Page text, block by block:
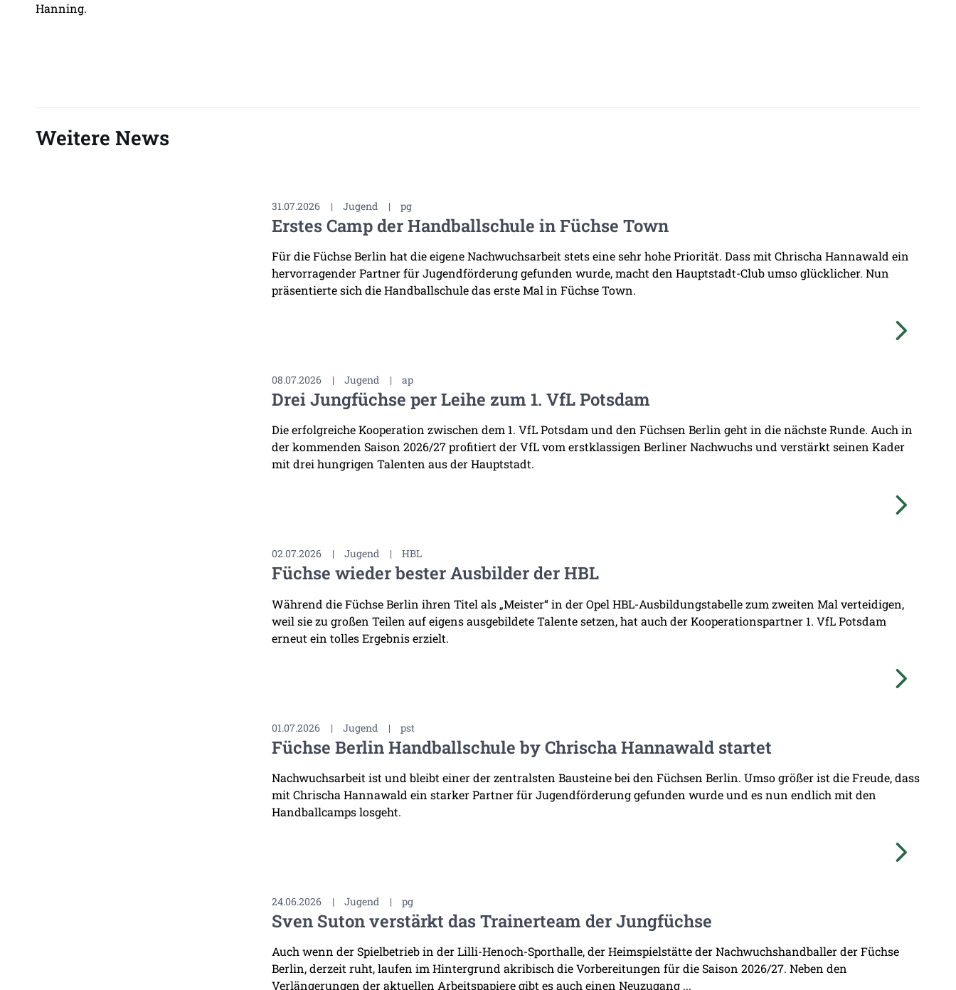
Hanning.
Weitere News
31.07.2026 | Jugend | pg
Erstes Camp der Handballschule in Füchse Town
Für die Füchse Berlin hat die eigene Nachwuchsarbeit stets eine sehr hohe Priorität. Dass mit Chrischa Hannawald ein
hervorragender Partner für Jugendförderung gefunden wurde, macht den Hauptstadt-Club umso glücklicher. Nun
präsentierte sich die Handballschule das erste Mal in Füchse Town.
08.07.2026 | Jugend | ap
Drei Jungfüchse per Leihe zum 1. VfL Potsdam
Die erfolgreiche Kooperation zwischen dem 1. VfL Potsdam und den Füchsen Berlin geht in die nächste Runde. Auch in
der kommenden Saison 2026/27 profitiert der VfL vom erstklassigen Berliner Nachwuchs und verstärkt seinen Kader
mit drei hungrigen Talenten aus der Hauptstadt.
02.07.2026 | Jugend | HBL
Füchse wieder bester Ausbilder der HBL
Während die Füchse Berlin ihren Titel als „Meister“ in der Opel HBL-Ausbildungstabelle zum zweiten Mal verteidigen,
weil sie zu großen Teilen auf eigens ausgebildete Talente setzen, hat auch der Kooperationspartner 1. VfL Potsdam
erneut ein tolles Ergebnis erzielt.
01.07.2026 | Jugend | pst
Füchse Berlin Handballschule by Chrischa Hannawald startet
Nachwuchsarbeit ist und bleibt einer der zentralsten Bausteine bei den Füchsen Berlin. Umso größer ist die Freude, dass
mit Chrischa Hannawald ein starker Partner für Jugendförderung gefunden wurde und es nun endlich mit den
Handballcamps losgeht.
24.06.2026 | Jugend | pg
Sven Suton verstärkt das Trainerteam der Jungfüchse
Auch wenn der Spielbetrieb in der Lilli-Henoch-Sporthalle, der Heimspielstätte der Nachwuchshandballer der Füchse
Berlin, derzeit ruht, laufen im Hintergrund akribisch die Vorbereitungen für die Saison 2026/27. Neben den
Verlängerungen der aktuellen Arbeitspapiere gibt es auch einen Neuzugang ...